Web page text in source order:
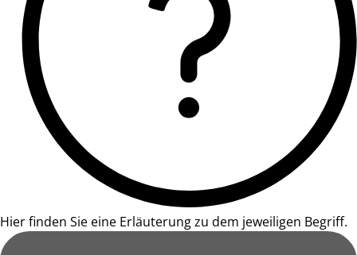
Hier finden Sie eine Erläuterung zu dem jeweiligen Begriff.